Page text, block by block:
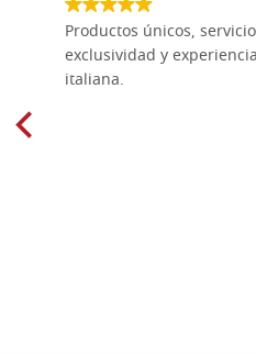
Productos únicos,
exclusividad y
italiana.